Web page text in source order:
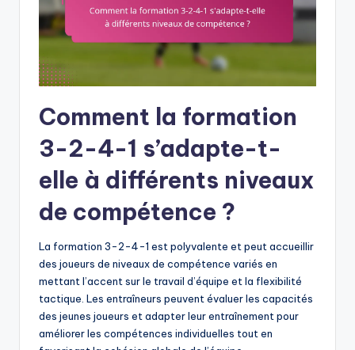
Comment la formation
3-2-4-1 s’adapte-t-
elle à différents niveaux
de compétence ?
La formation 3-2-4-1 est polyvalente et peut accueillir
des joueurs de niveaux de compétence variés en
mettant l’accent sur le travail d’équipe et la flexibilité
tactique. Les entraîneurs peuvent évaluer les capacités
des jeunes joueurs et adapter leur entraînement pour
améliorer les compétences individuelles tout en